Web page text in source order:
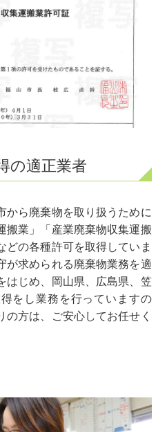
の適正業者
から廃棄物を取り扱うために
搬業」「産業廃棄物収集運搬
どの各種許可を取得していま
が求められる廃棄物業務を適
はじめ、岡山県、広島県、笠
をし業務を行っていますの
の方は、ご安心してお任せく